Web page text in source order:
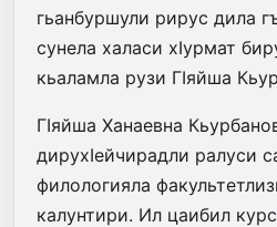
гьанбуршули рирус дила
сунела халаси хIурмат
кьаламла рузи ГIяйша
ГIяйша Ханаевна
дирухIейчирадли ралуси
филологияла
калунтири. Ил цаибил